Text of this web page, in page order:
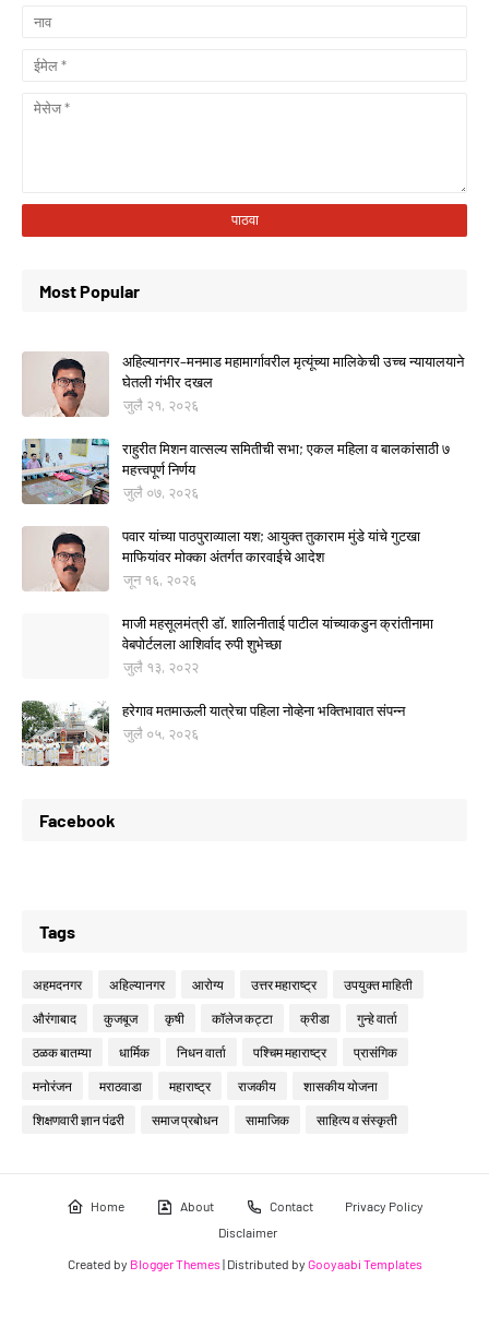
Most Popular
अहिल्यानगर–मनमाड महामार्गावरील मृत्यूंच्या मालिकेची उच्च न्यायालयाने
घेतली गंभीर दखल
जुलै २१, २०२६
राहुरीत मिशन वात्सल्य समितीची सभा; एकल महिला व बालकांसाठी ७
महत्त्वपूर्ण निर्णय
जुलै ०७, २०२६
पवार यांच्या पाठपुराव्याला यश; आयुक्त तुकाराम मुंडे यांचे गुटखा
माफियांवर मोक्का अंतर्गत कारवाईचे आदेश
जून १६, २०२६
माजी महसूलमंत्री डॉ. शालिनीताई पाटील यांच्याकडुन क्रांतीनामा
वेबपोर्टलला आशिर्वाद रुपी शुभेच्छा
जुलै १३, २०२२
हरेगाव मतमाऊली यात्रेचा पहिला नोव्हेना भक्तिभावात संपन्न
जुलै ०५, २०२६
Facebook
Tags
अहमदनगर अहिल्यानगर आरोग्य उत्तर महाराष्ट्र उपयुक्त माहिती
औरंगाबाद कुजबूज कृषी कॉलेज कट्टा क्रीडा गुन्हे वार्ता
ठळक बातम्या धार्मिक निधन वार्ता पश्चिम महाराष्ट्र प्रासंगिक
मनोरंजन मराठवाडा महाराष्ट्र राजकीय शासकीय योजना
शिक्षणवारी ज्ञान पंढरी समाज प्रबोधन सामाजिक साहित्य व संस्कृती
Home About Contact
Privacy Policy
Disclaimer
Created by Blogger Themes| Distributed by Gooyaabi Templates